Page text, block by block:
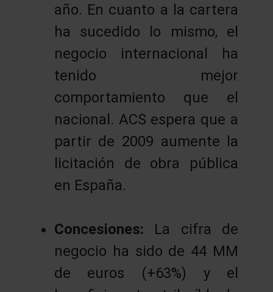
año. En cuanto a la cartera
ha sucedido lo mismo, el
negocio internacional ha
tenido mejor
comportamiento que el
nacional. ACS espera que a
partir de 2009 aumente la
licitación de obra pública
en España.
Concesiones: La cifra de
negocio ha sido de 44 MM
de euros (+63%) y el